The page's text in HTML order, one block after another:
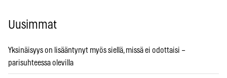
Uusimmat
Yksinäisyys on lisääntynyt myös siellä, missä ei odottaisi –
parisuhteessa olevilla